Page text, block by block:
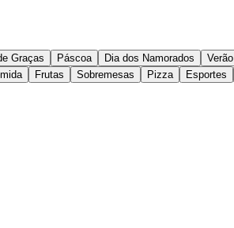
Graças Páscoa Dia dos Namorados Verão
Frutas Sobremesas Pizza Esportes